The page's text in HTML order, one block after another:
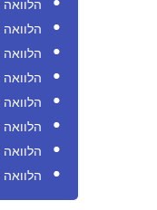
הלוואה עד
הלוואה עד
הלוואה עד
הלוואה עד
הלוואה עד
הלוואה
הלוואה
הלוואה